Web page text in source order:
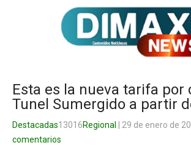
Esta es la nueva tarifa por
Tunel Sumergido a partir
Destacadas13016Regional | 29 de enero de
comentarios